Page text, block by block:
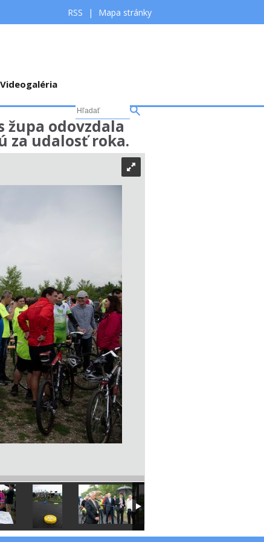
RSS | Mapa stránky
Videogaléria
župa odovzdala
za udalosť roka.